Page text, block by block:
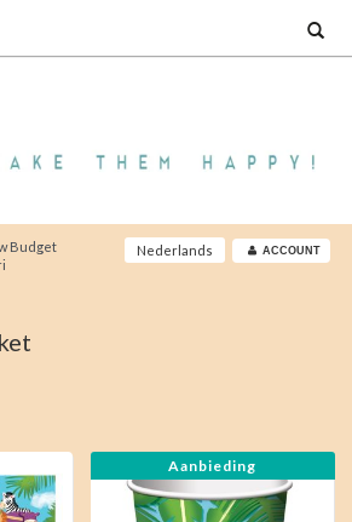
Budget
Nederlands ACCOUNT
Aanbieding